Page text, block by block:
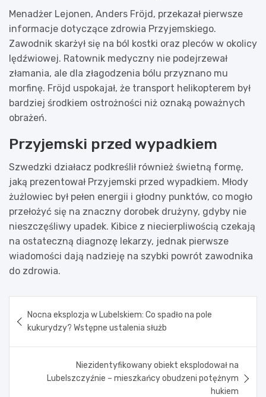
Menadżer Lejonen, Anders Fröjd, przekazał pierwsze
informacje dotyczące zdrowia Przyjemskiego.
Zawodnik skarżył się na ból kostki oraz pleców w okolicy
lędźwiowej. Ratownik medyczny nie podejrzewał
złamania, ale dla złagodzenia bólu przyznano mu
morfinę. Fröjd uspokajał, że transport helikopterem był
bardziej środkiem ostrożności niż oznaką poważnych
obrażeń.
Przyjemski przed wypadkiem
Szwedzki działacz podkreślił również świetną formę,
jaką prezentował Przyjemski przed wypadkiem. Młody
żużlowiec był pełen energii i głodny punktów, co mogło
przełożyć się na znaczny dorobek drużyny, gdyby nie
nieszczęśliwy upadek. Kibice z niecierpliwością czekają
na ostateczną diagnozę lekarzy, jednak pierwsze
wiadomości dają nadzieję na szybki powrót zawodnika
do zdrowia.
wpisu
Nocna eksplozja w Lubelskiem: Co spadło na pole
kukurydzy? Wstępne ustalenia służb
Niezidentyfikowany obiekt eksplodował na
Lubelszczyźnie – mieszkańcy obudzeni potężnym
hukiem